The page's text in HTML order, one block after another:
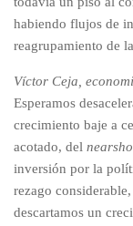
habiendo flujos de
reagrupamiento de
Víctor Ceja,
Esperamos
crecimiento baje a
acotado, del
inversión por la
rezago
descartamos un